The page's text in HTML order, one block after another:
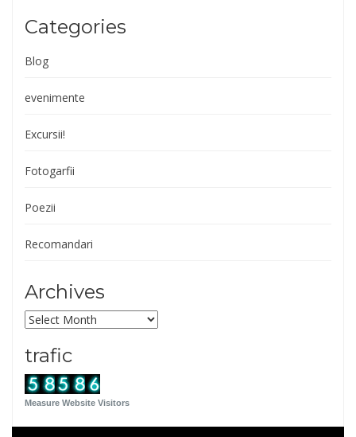
Categories
Blog
evenimente
Excursii!
Fotogarfii
Poezii
Recomandari
Archives
Archives
trafic
Measure Website Visitors